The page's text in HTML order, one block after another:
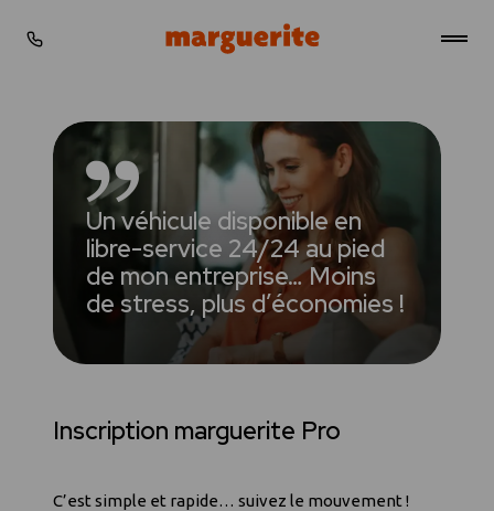
Stations
Tarifs
Simulateur
Actualités
Professionnels
FAQ
Contact
Un véhicule disponible en
libre-service 24/24 au pied
de mon entreprise… Moins
de stress, plus d’économies !
Inscription marguerite Pro
C’est simple et rapide… suivez le mouvement !